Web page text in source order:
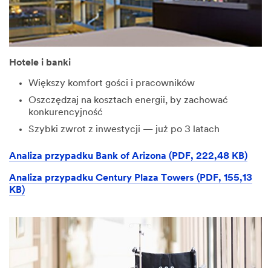
Hotele i banki
Większy komfort gości i pracowników
Oszczędzaj na kosztach energii, by zachować
konkurencyjność
Szybki zwrot z inwestycji — już po 3 latach
Analiza przypadku Bank of Arizona (PDF, 222,48 KB)
Analiza przypadku Century Plaza Towers (PDF, 155,13
KB)